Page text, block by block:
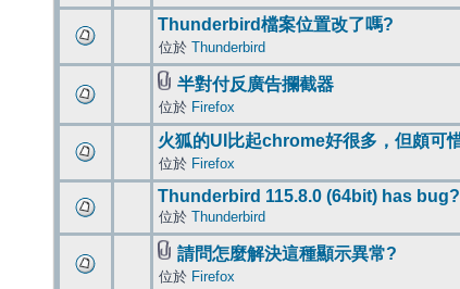
Thunderbird檔案位置改了嗎?
位於 Thunderbird
半對付反廣告攔截器
位於 Firefox
火狐的UI比起chrome好很多，但頗可
位於 Firefox
Thunderbird 115.8.0 (64bit) has bug?
位於 Thunderbird
請問怎麼解決這種顯示異常?
位於 Firefox